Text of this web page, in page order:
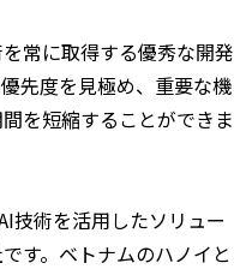
常に取得する優秀な開発
先度を見極め、重要な機
を短縮することができま
技術を活用したソリュー
す。ベトナムのハノイと